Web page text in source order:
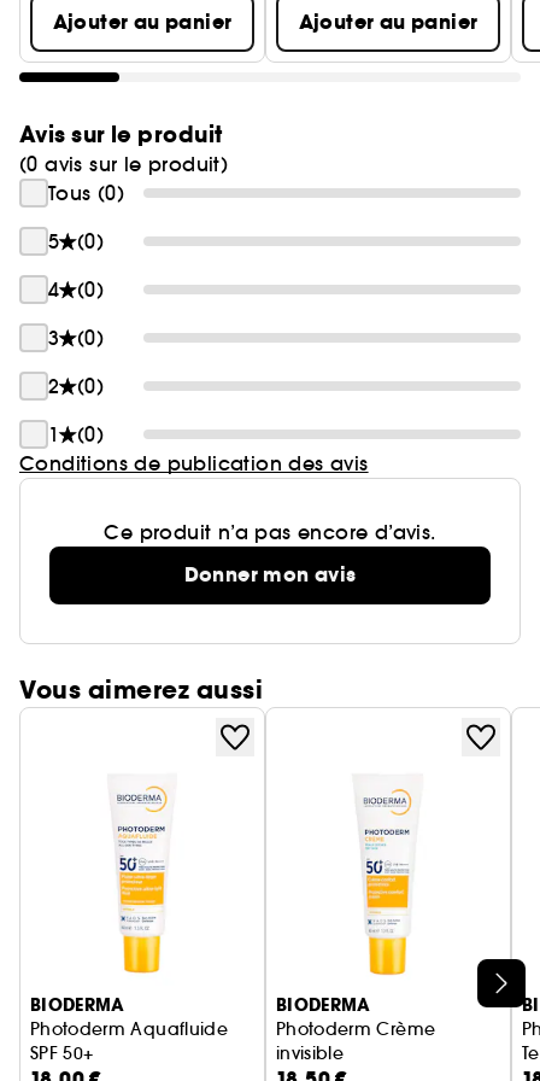
Ajouter au panier Ajouter au panier
Avis sur le produit
(0 avis sur le produit)
Tous (0)
5
(0)
4
(0)
3
(0)
2
(0)
1
(0)
Conditions de publication des avis
Ce produit n’a pas encore d’avis.
Donner mon avis
Vous aimerez aussi
BIODERMA
Photoderm Aquafluide
SPF 50+
BIODERMA
Photoderm Crème
invisible